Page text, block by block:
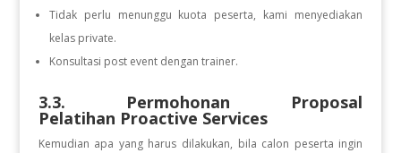
Tidak perlu menunggu kuota peserta, kami menyediakan
kelas private.
Konsultasi post event dengan trainer.
3.3. Permohonan Proposal
Pelatihan Proactive Services
Kemudian apa yang harus dilakukan, bila calon peserta ingin